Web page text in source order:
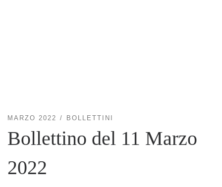
MARZO 2022 BOLLETTINI
Bollettino del 11 Marzo
2022